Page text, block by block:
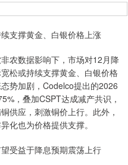
支撑黄金、白银价格上涨
农数据影响下，市场对12月降
松或持续支撑黄金、白银价格
势加剧，Codelco提出的2026
，叠加CSPT达成减产共识，
供应，刺激铜价上行。此外，
化也为价格提供支撑。
受益于降息预期震荡上行